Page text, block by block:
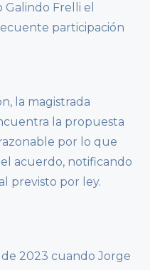
Galindo Frelli el
participación
la magistrada
la propuesta
por lo que
acuerdo, notificando
previsto por ley.
2023 cuando Jorge